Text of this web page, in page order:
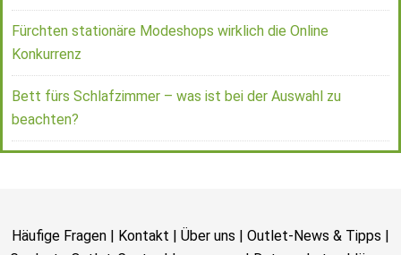
Fürchten stationäre Modeshops wirklich die Online
Konkurrenz
Bett fürs Schlafzimmer – was ist bei der Auswahl zu
beachten?
Häufige Fragen | Kontakt | Über uns | Outlet-News & Tipps |